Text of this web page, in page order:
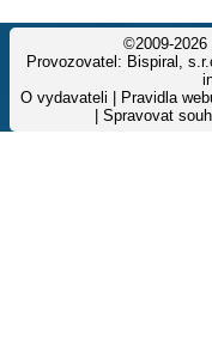
©2009-2026
Provozovatel: Bispiral,
O vydavateli
Pravidla
Spravovat